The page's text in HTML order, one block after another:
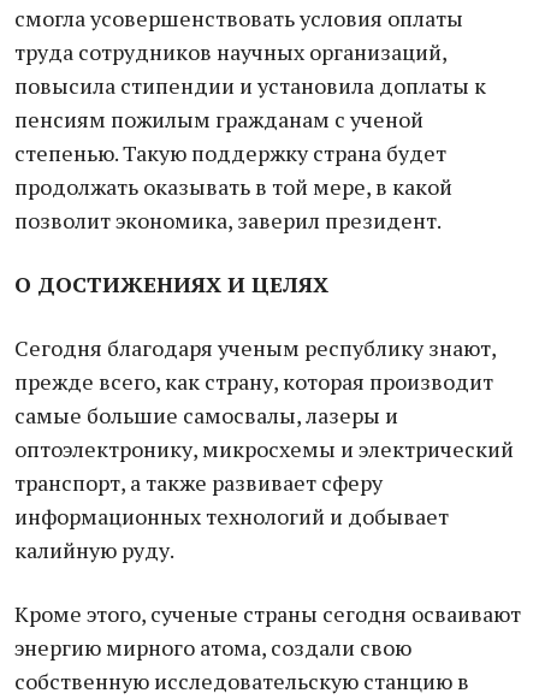
смогла усовершенствовать условия оплаты
труда сотрудников научных организаций,
повысила стипендии и установила доплаты к
пенсиям пожилым гражданам с ученой
степенью. Такую поддержку страна будет
продолжать оказывать в той мере, в какой
позволит экономика, заверил президент.
О ДОСТИЖЕНИЯХ И ЦЕЛЯХ
Сегодня благодаря ученым республику знают,
прежде всего, как страну, которая производит
самые большие самосвалы, лазеры и
оптоэлектронику, микросхемы и электрический
транспорт, а также развивает сферу
информационных технологий и добывает
калийную руду.
Кроме этого, сученые страны сегодня осваивают
энергию мирного атома, создали свою
собственную исследовательскую станцию в